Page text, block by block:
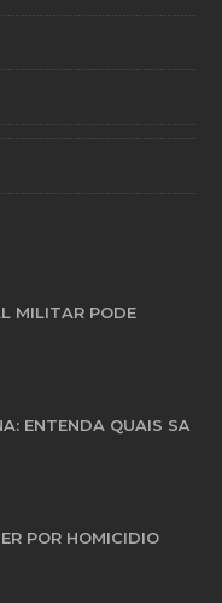
MILITAR PODE
ENTENDA QUAIS SÃ
POR HOMICÍDIO